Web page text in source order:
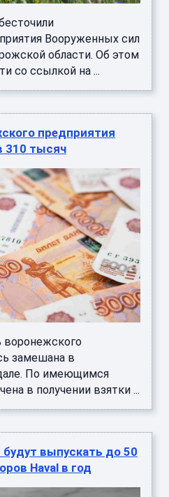
Вооруженных сил
области. Об этом
со ссылкой на ...
предприятия
310 тысяч
воронежского
замешана в
По имеющимся
в получении взятки ...
выпускать до 50
Haval в год